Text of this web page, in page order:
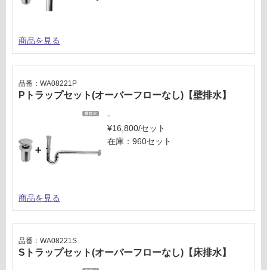
商品を見る
Pトラップセット(オーバーフローなし)【壁排水】
品番：WA08221P
-
¥16,800/セット
在庫：960セット
商品を見る
Sトラップセット(オーバーフローなし)【床排水】
品番：WA08221S